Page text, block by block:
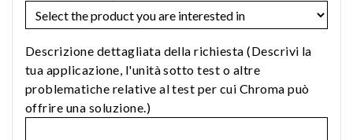
Descrizione dettagliata della richiesta (Descrivi la
tua applicazione, l'unità sotto test o altre
problematiche relative al test per cui Chroma può
offrire una soluzione.)